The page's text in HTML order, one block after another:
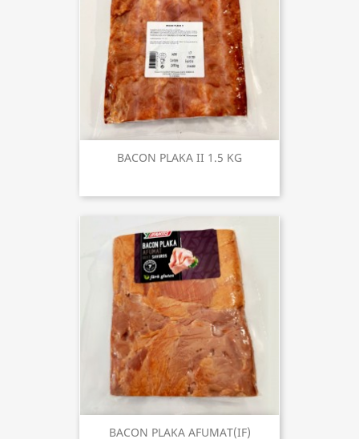
BACON PLAKA II 1.5 KG
BACON PLAKA AFUMAT(IF)